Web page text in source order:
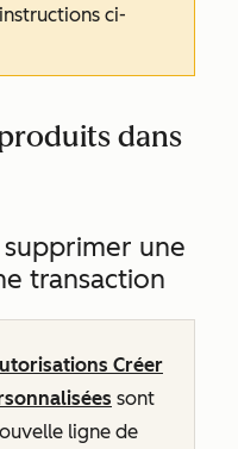
ci-
dans
une
transaction
Créer
sont
ligne de